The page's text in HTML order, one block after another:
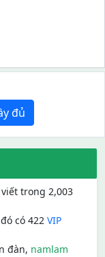
đủ
trong 2,003
có 422 VIP
đàn, namlam